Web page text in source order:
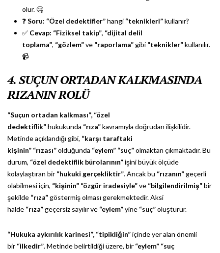
olur. 🤐
❓Soru: “Özel dedektifler”hangi “teknikleri”kullanır?
✅ Cevap: “Fiziksel takip”, “dijital delil
toplama”, “gözlem”ve “raporlama”gibi “teknikler”kullanılır.
📹
4. SUÇUN ORTADAN KALKMASINDA
RIZANIN ROLÜ
“Suçun ortadan kalkması”, “özel
dedektiflik”hukukunda “rıza”kavramıyla doğrudan ilişkilidir.
Metinde açıklandığı gibi, “karşı taraftaki
kişinin” “rızası”olduğunda “eylem” “suç”olmaktan çıkmaktadır. Bu
durum, “özel dedektiflik bürolarının”işini büyük ölçüde
kolaylaştıran bir “hukuki gerçekliktir”. Ancak bu “rızanın”geçerli
olabilmesi için, “kişinin” “özgür iradesiyle”ve “bilgilendirilmiş”bir
şekilde “rıza”göstermiş olması gerekmektedir. Aksi
halde “rıza”geçersiz sayılır ve “eylem”yine “suç”oluşturur.
“Hukuka aykırılık karinesi”, “tipikliğin”içinde yer alan önemli
bir “ilkedir”. Metinde belirtildiği üzere, bir “eylem” “suç